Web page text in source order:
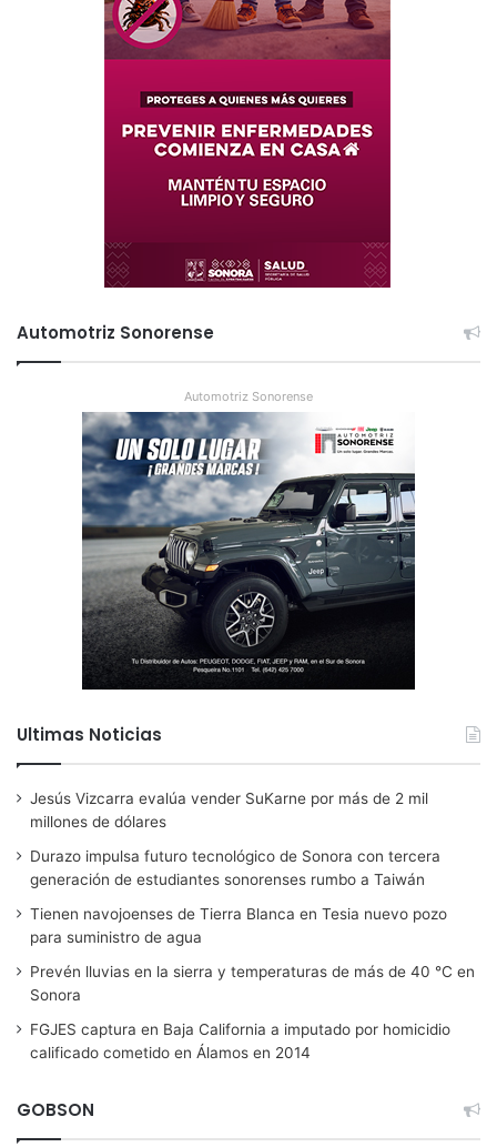
Automotriz Sonorense
Automotriz Sonorense
Ultimas Noticias
Jesús Vizcarra evalúa vender SuKarne por más de 2 mil
millones de dólares
Durazo impulsa futuro tecnológico de Sonora con tercera
generación de estudiantes sonorenses rumbo a Taiwán
Tienen navojoenses de Tierra Blanca en Tesia nuevo pozo
para suministro de agua
Prevén lluvias en la sierra y temperaturas de más de 40 °C en
Sonora
FGJES captura en Baja California a imputado por homicidio
calificado cometido en Álamos en 2014
GOBSON